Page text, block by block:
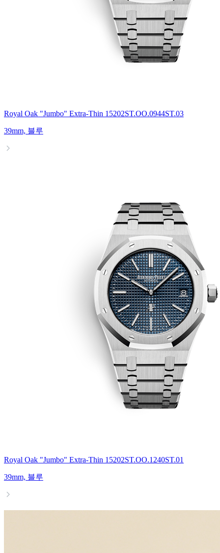
Royal Oak "Jumbo" Extra-Thin 15202ST.OO.0944ST.03
39mm, 블루
Royal Oak "Jumbo" Extra-Thin 15202ST.OO.1240ST.01
39mm, 블루